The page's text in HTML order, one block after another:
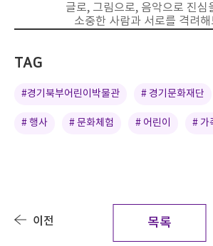
글로, 그림으로, 음악으로 진심
소중한 사람과 서로를 격려
TAG
#경기북부어린이박물관 # 경기문화재단
# 행사 # 문화체험 # 어린이 # 가
이전 목록